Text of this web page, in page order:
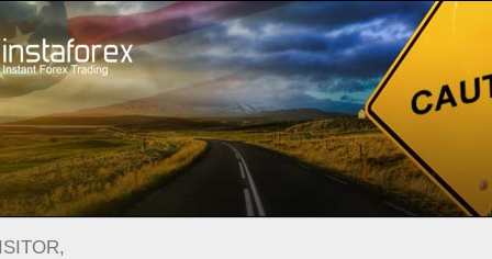
ट्रेडर्स के लिए फॉरेक्स विश्लेषण
विश्लेषणात्मक समीक्षा
Fundamental analysis